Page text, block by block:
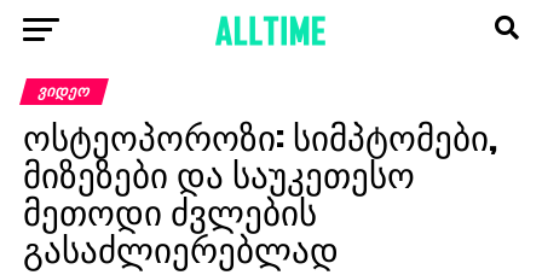
ᲕᲘᲓᲔᲝ
ოსტეოპოროზი: სიმპტომები,
მიზეზები და საუკეთესო
მეთოდი ძვლების
გასაძლიერებლად